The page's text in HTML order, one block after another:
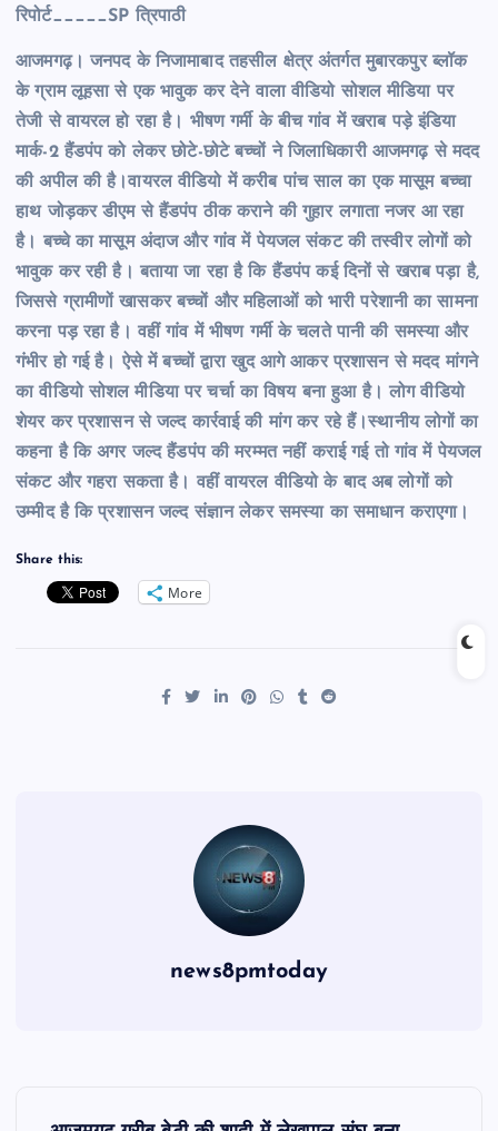
रिपोर्ट_____SP त्रिपाठी
आजमगढ़। जनपद के निजामाबाद तहसील क्षेत्र अंतर्गत मुबारकपुर ब्लॉक
के ग्राम लूहसा से एक भावुक कर देने वाला वीडियो सोशल मीडिया पर
तेजी से वायरल हो रहा है। भीषण गर्मी के बीच गांव में खराब पड़े इंडिया
मार्क-2 हैंडपंप को लेकर छोटे-छोटे बच्चों ने जिलाधिकारी आजमगढ़ से मदद
की अपील की है।वायरल वीडियो में करीब पांच साल का एक मासूम बच्चा
हाथ जोड़कर डीएम से हैंडपंप ठीक कराने की गुहार लगाता नजर आ रहा
है। बच्चे का मासूम अंदाज और गांव में पेयजल संकट की तस्वीर लोगों को
भावुक कर रही है। बताया जा रहा है कि हैंडपंप कई दिनों से खराब पड़ा है,
जिससे ग्रामीणों खासकर बच्चों और महिलाओं को भारी परेशानी का सामना
करना पड़ रहा है। वहीं गांव में भीषण गर्मी के चलते पानी की समस्या और
गंभीर हो गई है। ऐसे में बच्चों द्वारा खुद आगे आकर प्रशासन से मदद मांगने
का वीडियो सोशल मीडिया पर चर्चा का विषय बना हुआ है। लोग वीडियो
शेयर कर प्रशासन से जल्द कार्रवाई की मांग कर रहे हैं।स्थानीय लोगों का
कहना है कि अगर जल्द हैंडपंप की मरम्मत नहीं कराई गई तो गांव में पेयजल
संकट और गहरा सकता है। वहीं वायरल वीडियो के बाद अब लोगों को
उम्मीद है कि प्रशासन जल्द संज्ञान लेकर समस्या का समाधान कराएगा।
Share this:
More
news8pmtoday